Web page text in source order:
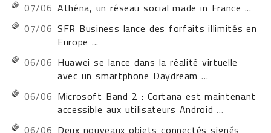
07/06 Athéna, un réseau social made in France ...
07/06 SFR Business lance des forfaits illimités en
Europe...
06/06 Huawei se lance dans la réalité virtuelle
avec un smartphone Daydream ...
06/06 Microsoft Band 2 : Cortana est maintenant
accessible aux utilisateurs Android ...
06/06 Deux nouveaux objets connectés signés